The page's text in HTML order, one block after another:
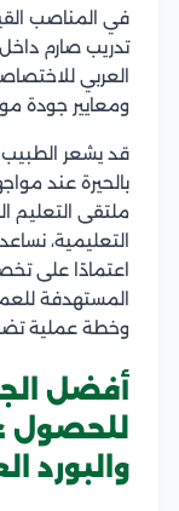
في المناصب
تدريب صارم
العربي
ومعايير جودة
قد يشعر الطبيب
بالحيرة عند
ملتقى
التعليمية،
اعتمادًا على
المستهدفة
وخطة عملية
أفضل
للحصول
والبورد